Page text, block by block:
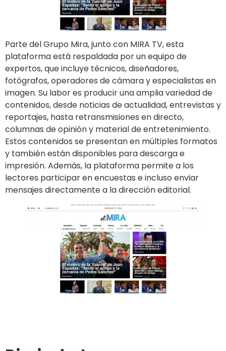
Parte del Grupo Mira, junto con MIRA TV, esta
plataforma está respaldada por un equipo de
expertos, que incluye técnicos, diseñadores,
fotógrafos, operadores de cámara y especialistas en
imagen. Su labor es producir una amplia variedad de
contenidos, desde noticias de actualidad, entrevistas y
reportajes, hasta retransmisiones en directo,
columnas de opinión y material de entretenimiento.
Estos contenidos se presentan en múltiples formatos
y también están disponibles para descarga e
impresión. Además, la plataforma permite a los
lectores participar en encuestas e incluso enviar
mensajes directamente a la dirección editorial.